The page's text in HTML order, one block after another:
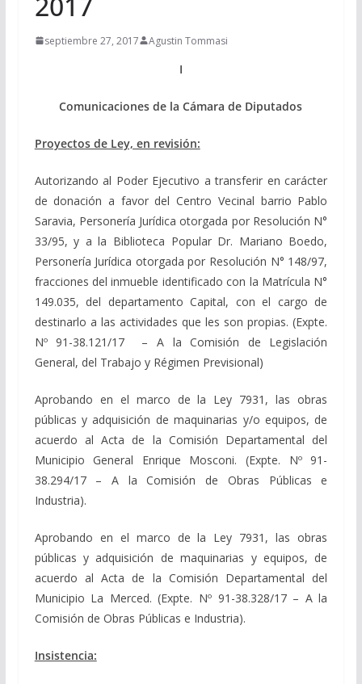
septiembre 27, 2017 Agustin Tommasi
I
Comunicaciones de la Cámara de Diputados
Proyectos de Ley, en revisión:
Autorizando al Poder Ejecutivo a transferir en carácter
de donación a favor del Centro Vecinal barrio Pablo
Saravia, Personería Jurídica otorgada por Resolución N°
33/95, y a la Biblioteca Popular Dr. Mariano Boedo,
Personería Jurídica otorgada por Resolución N° 148/97,
fracciones del inmueble identificado con la Matrícula N°
149.035, del departamento Capital, con el cargo de
destinarlo a las actividades que les son propias. (Expte.
Nº 91-38.121/17 – A la Comisión de Legislación
General, del Trabajo y Régimen Previsional)
Aprobando en el marco de la Ley 7931, las obras
públicas y adquisición de maquinarias y/o equipos, de
acuerdo al Acta de la Comisión Departamental del
Municipio General Enrique Mosconi. (Expte. Nº 91-
38.294/17 – A la Comisión de Obras Públicas e
Industria).
Aprobando en el marco de la Ley 7931, las obras
públicas y adquisición de maquinarias y equipos, de
acuerdo al Acta de la Comisión Departamental del
Municipio La Merced. (Expte. Nº 91-38.328/17 – A la
Comisión de Obras Públicas e Industria).
Insistencia: